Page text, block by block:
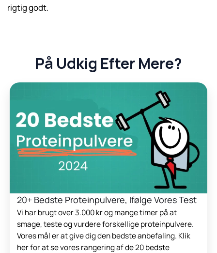
rigtig godt.
På Udkig Efter Mere?
20+ Bedste Proteinpulvere, Ifølge Vores Test
Vi har brugt over 3.000 kr og mange timer på at
smage, teste og vurdere forskellige proteinpulvere.
Vores mål er at give dig den bedste anbefaling. Klik
her for at se vores rangering af de 20 bedste